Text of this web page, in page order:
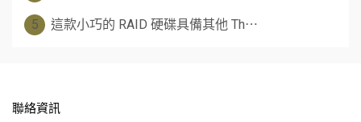
5 這款小巧的 RAID 硬碟具備其他 Th⋯
聯絡資訊